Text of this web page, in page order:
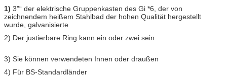
1) 3"“ der elektrische Gruppenkasten des Gi *6, der von
zeichnendem heißem Stahlbad der hohen Qualität hergestellt
wurde, galvanisierte
2) Der justierbare Ring kann ein oder zwei sein
3) Sie können verwendeten Innen oder draußen
4) Für BS-Standardländer